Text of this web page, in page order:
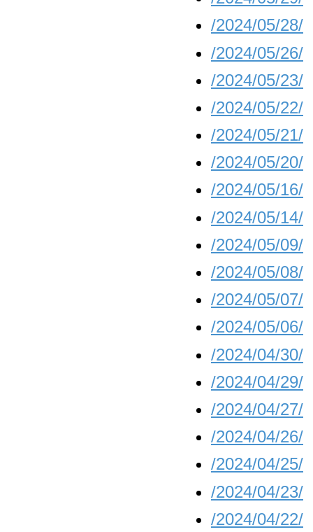
/2024/05/28/
/2024/05/26/
/2024/05/23/
/2024/05/22/
/2024/05/21/
/2024/05/20/
/2024/05/16/
/2024/05/14/
/2024/05/09/
/2024/05/08/
/2024/05/07/
/2024/05/06/
/2024/04/30/
/2024/04/29/
/2024/04/27/
/2024/04/26/
/2024/04/25/
/2024/04/23/
/2024/04/22/